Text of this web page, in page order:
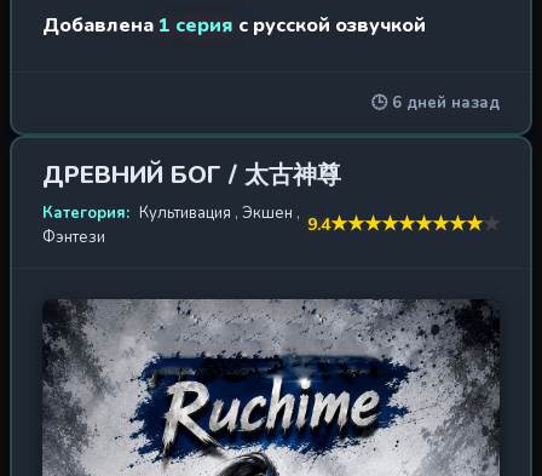
целитель... Но Линь Моюй, юноша, перенесённый в этот
с трудом сдерживает натиск демонов и драконов,
прорвавшихся из Бездны, Моюй осознаёт: его сила —
не просто проклятие, а дар, способный изменить ход
войны. Он повелевает легионами мёртвых, воскрешая
павших врагов и превращая их в своё бессмертное
войско. Один против армий — он становится стихийным
искушение тьмой. Сможет ли Линь Моюй сохранить
человечность, когда сама смерть служит ему? Или он
станет тем, кого будут бояться даже боги? Впереди —
битвы, интриги и восхождение на вершину мира, где
правит не сила, а воля.
Добавлена 1 серия с русской озвучкой
🕒 6 дней назад
ДРЕВНИЙ БОГ / 太古神尊
Категория: Культивация , Экшен ,
Фэнтези
9.4★★★★★★★★★★